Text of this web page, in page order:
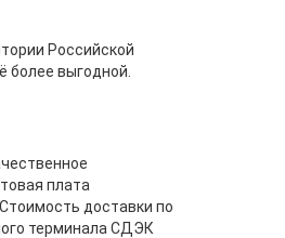
Российской
более выгодной.
плата
доставки по
терминала СДЭК